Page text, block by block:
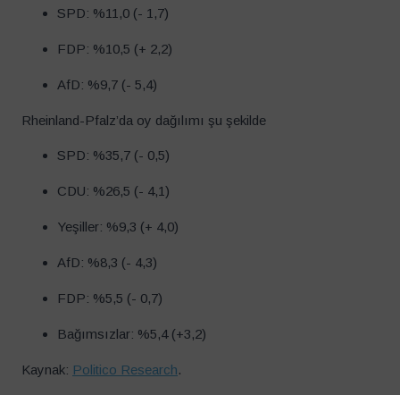
SPD: %11,0 (- 1,7)
FDP: %10,5 (+ 2,2)
AfD: %9,7 (- 5,4)
Rheinland-Pfalz’da oy dağılımı şu şekilde
SPD: %35,7 (- 0,5)
CDU: %26,5 (- 4,1)
Yeşiller: %9,3 (+ 4,0)
AfD: %8,3 (- 4,3)
FDP: %5,5 (- 0,7)
Bağımsızlar: %5,4 (+3,2)
Kaynak: Politico Research.